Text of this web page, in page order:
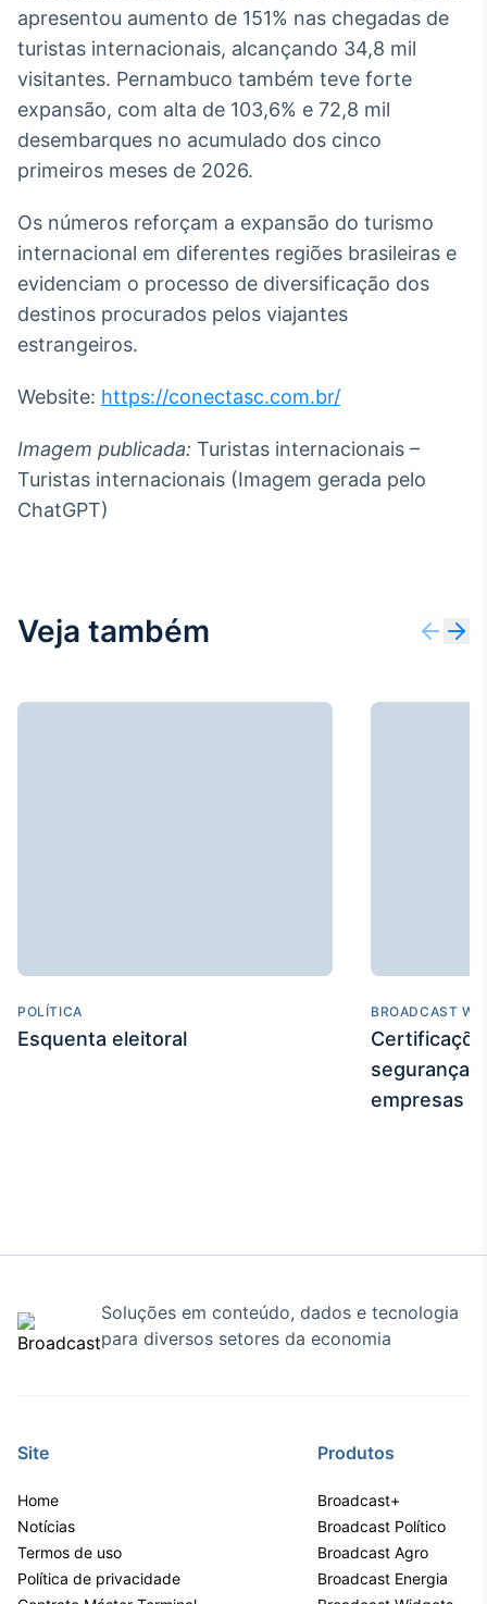
apresentou aumento de 151% nas chegadas de
turistas internacionais, alcançando 34,8 mil
visitantes. Pernambuco também teve forte
expansão, com alta de 103,6% e 72,8 mil
desembarques no acumulado dos cinco
primeiros meses de 2026.
Os números reforçam a expansão do turismo
internacional em diferentes regiões brasileiras e
evidenciam o processo de diversificação dos
destinos procurados pelos viajantes
estrangeiros.
Website: https://conectasc.com.br/
Imagem publicada: Turistas internacionais –
Turistas internacionais (Imagem gerada pelo
ChatGPT)
Veja também
POLÍTICA
Esquenta eleitoral
BROADCAST
segurança
empresas
Soluções em conteúdo, dados e tecnologia
para diversos setores da economia
Site
Home
Notícias
Termos de uso
Política de privacidade
Produtos
Broadcast+
Broadcast Político
Broadcast Agro
Broadcast Energia